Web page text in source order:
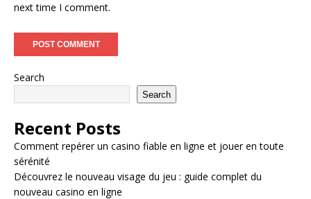
next time I comment.
Search
Search
Recent Posts
Comment repérer un casino fiable en ligne et jouer en toute
sérénité
Découvrez le nouveau visage du jeu : guide complet du
nouveau casino en ligne